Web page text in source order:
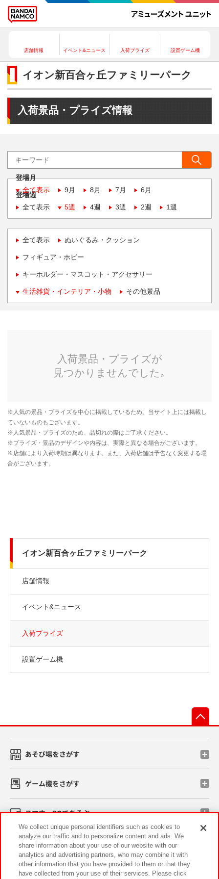
店舗情報 イベント&ニュース 入荷プライズ 設置ゲーム機
イオン新百合ヶ丘ファミリーパーク
入荷景品・プライズ情報
登場月
全て表示
9月 8月 7月 6月
登場週
全て表示
5週 4週 3週 2週 1週
全て表示 ぬいぐるみ・クッション
フィギュア・ホビー
キーホルダー・マスコット・アクセサリー
生活雑貨・インテリア・小物 その他景品
イオン新百合ヶ丘ファミリーパーク
店舗情報
イベント&ニュース
入荷プライズ
設置ゲーム機
あそび場をさがす
ゲーム機をさがす
スマホ・PCであそぶ
イベント・キャンペーン
We collect unique personal identifiers such as cookies to
analyze our traffic and to personalize content and ads. We
share information about your use of our website with our
analytics and advertising partners, who may combine it with
other information that you have provided to them or that they
have collected from your use of their services. Please click